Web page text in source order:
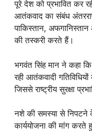
पूरे देश को प्रभावित कर
आतंकवाद का संबंध
पाकिस्तान,
की तस्करी करते हैं।
भगवंत सिंह मान ने कहा कि
रही आतंकवादी
जिससे राष्ट्रीय सुरक्षा
नशे की समस्या से निपटने
कार्ययोजना की मांग